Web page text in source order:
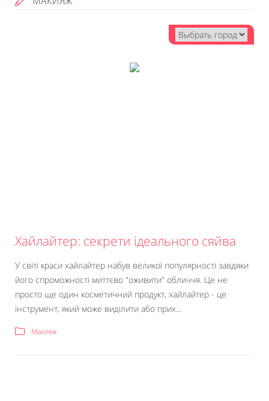
Хайлайтер: секрети ідеального сяйва
У світі краси хайлайтер набув великої популярності завдяки
його спроможності миттєво "оживити" обличчя. Це не
просто ще один косметичний продукт, хайлайтер - це
інструмент, який може виділити або прих...
Макияж